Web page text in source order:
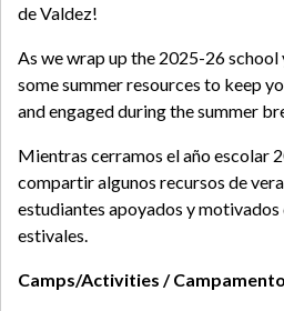
de Valdez!
As we wrap up the 2025-26 school
some summer resources to keep
and engaged during the summer
Mientras cerramos el año escolar
compartir algunos recursos de
estudiantes apoyados y motivados
estivales.
Camps/Activities /